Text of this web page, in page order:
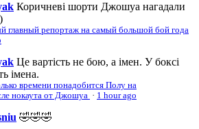
Коричневі шорти Джошуа нагадали
репортаж на самый большой бой года
Це вартість не бою, а імен. У боксі
імена.
времени понадобится Полу на
нокаута от Джошуа · 1 hour ago
🤣🤣🤣